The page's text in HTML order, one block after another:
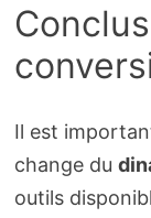
Il est
change du
outils